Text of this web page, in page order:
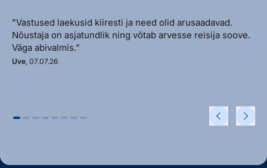
"Vastused laekusid kiiresti ja need olid arusaadavad.
Nõustaja on asjatundlik ning võtab arvesse reisija soove.
Väga abivalmis."
Uve, 07.07.26